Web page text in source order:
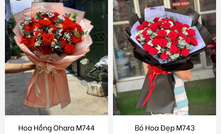
Hoa Hồng Ohara M744 Bó Hoa Đẹp M743